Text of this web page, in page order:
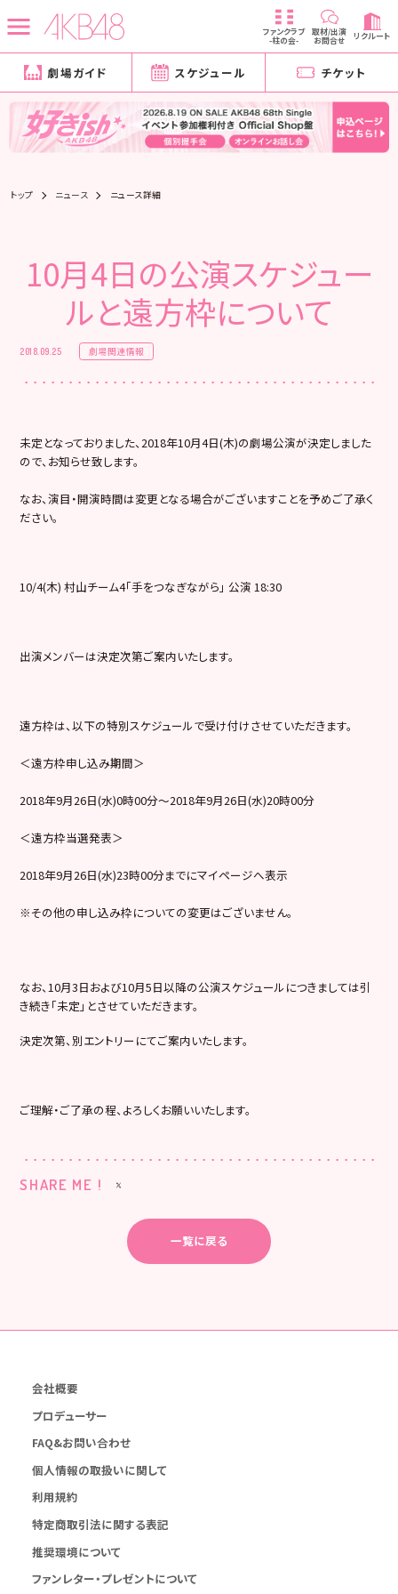
ファンクラブ
-柱の会-
取材/出演
お問合せ リクルート
劇場ガイド スケジュール チケット
トップ ニュース ニュース詳細
10月4日の公演スケジュー
ルと遠方枠について
2018.09.25 劇場関連情報
未定となっておりました、2018年10月4日(木)の劇場公演が決定しました
ので、お知らせ致します。
なお、演目・開演時間は変更となる場合がございますことを予めご了承く
ださい。
10/4(木) 村山チーム4「手をつなぎながら」 公演 18:30
出演メンバーは決定次第ご案内いたします。
遠方枠は、以下の特別スケジュールで受け付けさせていただきます。
＜遠方枠申し込み期間＞
2018年9月26日(水)0時00分～2018年9月26日(水)20時00分
＜遠方枠当選発表＞
2018年9月26日(水)23時00分までにマイページへ表示
※その他の申し込み枠についての変更はございません。
なお、10月3日および10月5日以降の公演スケジュールにつきましては引
き続き「未定」とさせていただきます。
決定次第、別エントリーにてご案内いたします。
ご理解・ご了承の程、よろしくお願いいたします。
SHARE ME !
一覧に戻る
会社概要
プロデューサー
FAQ&お問い合わせ
個人情報の取扱いに関して
利用規約
特定商取引法に関する表記
推奨環境について
ファンレター・プレゼントについて